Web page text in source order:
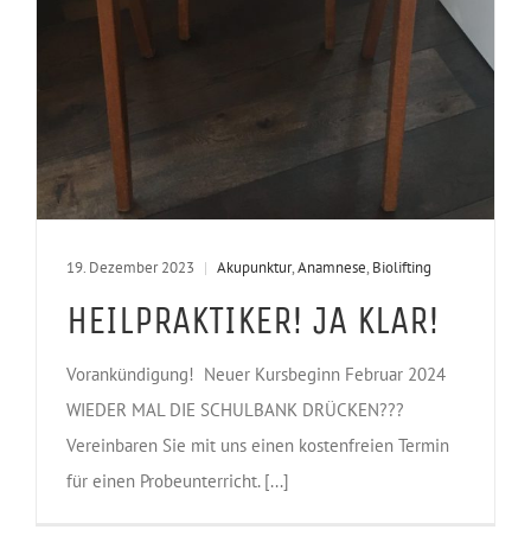
19. Dezember 2023 | Akupunktur,Anamnese, Biolifting
HEILPRAKTIKER! JA KLAR!
Vorankündigung! Neuer Kursbeginn Februar 2024
WIEDER MAL DIE SCHULBANK DRÜCKEN???
Vereinbaren Sie mit uns einen kostenfreien Termin
für einen Probeunterricht. [...]